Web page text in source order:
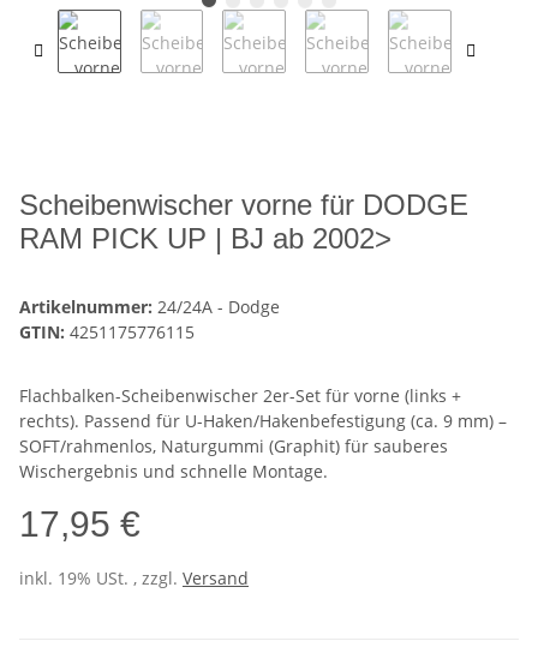
Scheibenwischer vorne für DODGE
RAM PICK UP | BJ ab 2002>
Artikelnummer: 24/24A - Dodge
GTIN: 4251175776115
Flachbalken-Scheibenwischer 2er-Set für vorne (links +
rechts). Passend für U-Haken/Hakenbefestigung (ca. 9 mm) –
SOFT/rahmenlos, Naturgummi (Graphit) für sauberes
Wischergebnis und schnelle Montage.
17,95 €
inkl. 19% USt. , zzgl. Versand